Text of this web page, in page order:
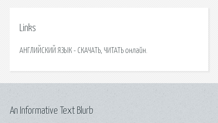
Links
АНГЛИЙСКИЙ ЯЗЫК - СКАЧАТЬ, ЧИТАТЬ онлайн.
An Informative Text Blurb